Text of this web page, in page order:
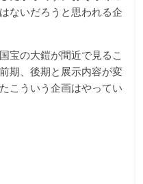
ないだろうと思われる企
宝の大鎧が間近で見るこ
期、後期と展示内容が変
こういう企画はやってい